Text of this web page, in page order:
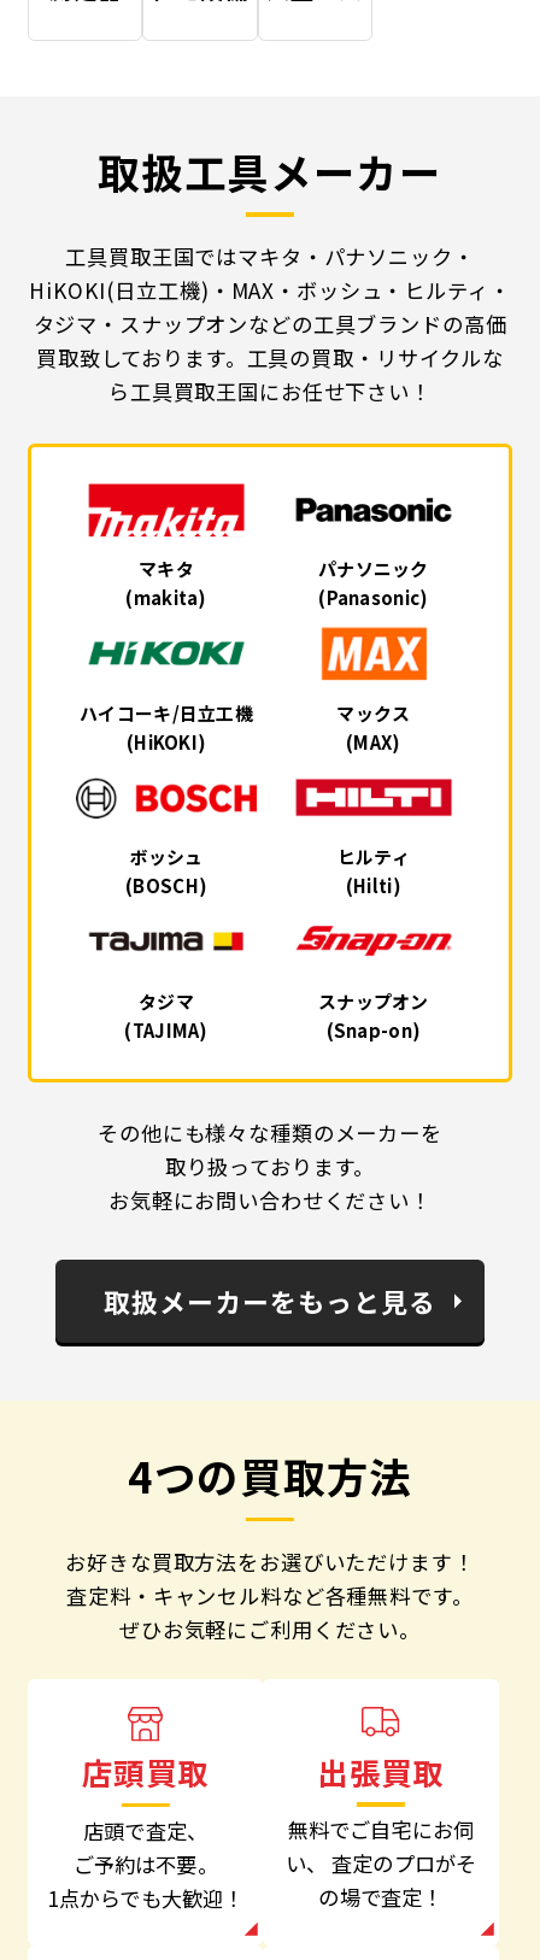
取扱工具メーカー
工具買取王国ではマキタ・パナソニック・
HiKOKI(日立工機)・MAX・ボッシュ・ヒルティ・
タジマ・スナップオンなどの工具ブランドの高価
買取致しております。工具の買取・リサイクルな
ら工具買取王国にお任せ下さい！
マキタ
(makita)
パナソニック
(Panasonic)
ハイコーキ/日立工機
(HiKOKI)
マックス
(MAX)
ボッシュ
(BOSCH)
ヒルティ
(Hilti)
タジマ
(TAJIMA)
スナップオン
(Snap-on)
その他にも様々な種類のメーカーを
取り扱っております。
お気軽にお問い合わせください！
取扱メーカーをもっと見る
4つの買取方法
お好きな買取方法をお選びいただけます！
査定料・キャンセル料など各種無料です。
ぜひお気軽にご利用ください。
店頭買取
店頭で査定、
ご予約は不要。
1点からでも大歓迎！
出張買取
無料でご自宅にお伺
い、 査定のプロがそ
の場で査定！